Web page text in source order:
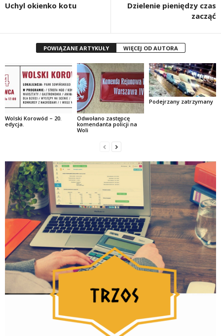
Uchyl okienko kotu
Dzielenie pieniędzy czas
zacząć
POWIĄZANE ARTYKUŁY WIĘCEJ OD AUTORA
Wolski Korowód – 20.
edycja.
Odwołano zastępcę
komendanta policji na
Woli
Podejrzany zatrzymany